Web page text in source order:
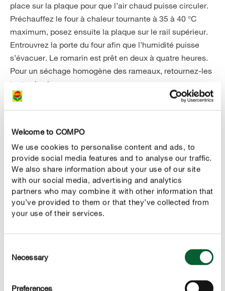
Welcome to COMPO
We use cookies to personalise content and ads, to
provide social media features and to analyse our traffic.
We also share information about your use of our site
with our social media, advertising and analytics
partners who may combine it with other information that
you’ve provided to them or that they’ve collected from
your use of their services.
Selection
Necessary
Preferences
place sur la plaque pour que l’air chaud puisse circuler.
Préchauffez le four à chaleur tournante à 35 à 40 °C
maximum, posez ensuite la plaque sur le rail supérieur.
Entrouvrez la porte du four afin que l’humidité puisse
s’évacuer. Le romarin est prêt en deux à quatre heures.
Pour un séchage homogène des rameaux, retournez-les
toutes les heures.
Si vous avez un déshydrateur, vous pouvez y faire
sécher le romarin. Posez les tiges dans le tamis de
séchage. Elles peuvent être serrées l’une contre l’autre,
mais ne doivent pas se chevaucher. Le romarin sera sec
au bout de trois à quatre heures. Il faut ici aussi surveiller
entre-temps le degré de séchage. Ce n’est qu’une fois le
romarin bien sec, que vous pouvez ajouter de nouveaux